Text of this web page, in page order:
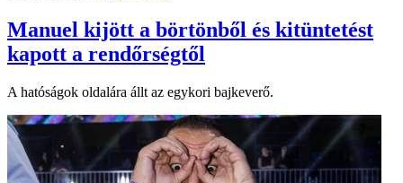
Manuel kijött a börtönből és kitüntetést
kapott a rendőrségtől
A hatóságok oldalára állt az egykori bajkeverő.